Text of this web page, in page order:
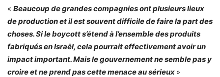
« Beaucoup de grandes compagnies ont plusieurs lieux
de production et il est souvent difficile de faire la part des
choses. Si le boycott s’étend à l’ensemble des produits
fabriqués en Israël, cela pourrait effectivement avoir un
impact important. Mais le gouvernement ne semble pas y
croire et ne prend pas cette menace au sérieux »